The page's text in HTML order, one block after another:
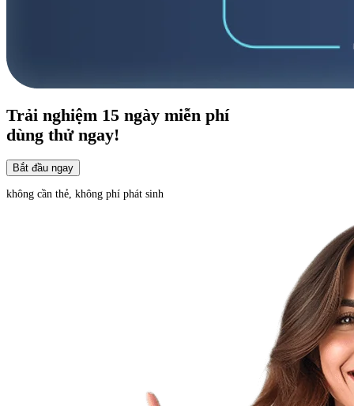
Trải nghiệm 15 ngày miễn phí
dùng thử ngay!
Bắt đầu ngay
không cần thẻ, không phí phát sinh